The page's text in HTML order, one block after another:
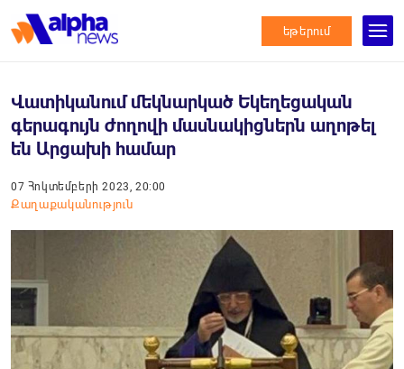
եթերում
Վատիկանում մեկնարկած Եկեղեցական
գերագույն ժողովի մասնակիցներն աղոթել
են Արցախի համար
07 Հոկտեմբերի 2023, 20:00
Քաղաքականություն